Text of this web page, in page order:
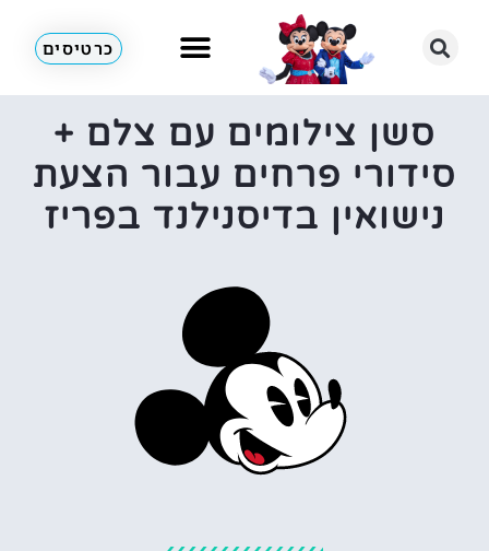
כרטיסים
סשן צילומים עם צלם +
סידורי פרחים עבור הצעת
נישואין בדיסנילנד בפריז